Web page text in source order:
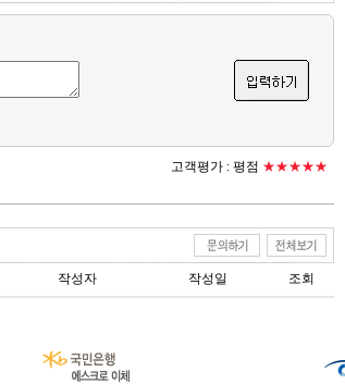
고객평가 : 평점 ★★★★★
작성자 작성일 조회